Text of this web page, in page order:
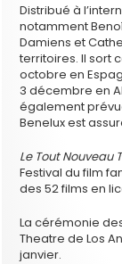
Distribué à
notamment
Damiens et
territoires. Il sort
octobre en
3 décembre en
également
Benelux est
Le Tout Nouveau
Festival du film
des 52 films en
La cérémonie
Theatre de Los
janvier.